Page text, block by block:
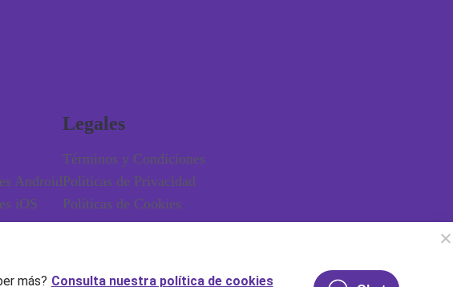
Android
iOS
Legales
Términos y Condiciones
Políticas de Privacidad
Políticas de Cookies
Consulta nuestra política de cookies